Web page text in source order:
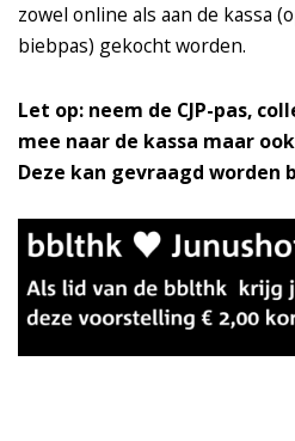
zowel online als aan de kassa
biebpas) gekocht worden.
Let op: neem de CJP-pas,
mee naar de kassa maar
Deze kan gevraagd worden